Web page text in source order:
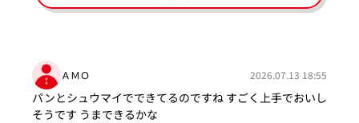
ＡＭＯ 2026.07.13 18:55
パンとシュウマイでできてるのですね すごく上手でおいし
そうです うまできるかな